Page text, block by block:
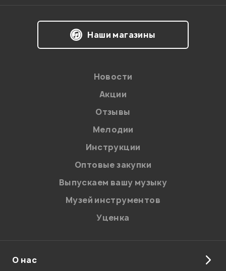
на обработку персональных данных в
Политикой в отношении обработки
персональных данных.
Введите проверочное число:
Отправить
Наши магазины
Новости
Акции
Отзывы
Мелодии
Инструкции
Оптовые закупки
Выпускаем вашу музыку
Музей инструментов
Уценка
О нас